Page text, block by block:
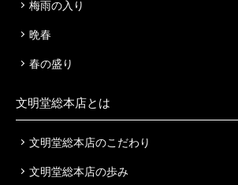
梅雨の入り
晩春
春の盛り
文明堂総本店とは
文明堂総本店のこだわり
文明堂総本店の歩み